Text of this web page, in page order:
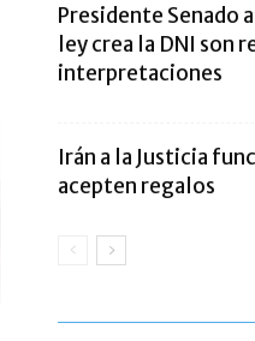
Presidente Senado
ley crea la DNI son
interpretaciones
Irán a la Justicia
acepten regalos